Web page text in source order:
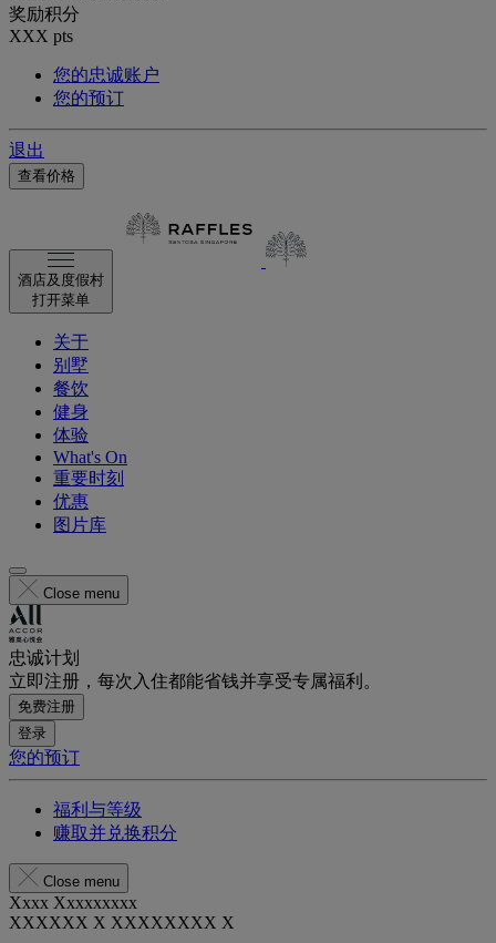
奖励积分
XXX pts
您的忠诚账户
您的预订
退出
查看价格
酒店及度假村
打开菜单
关于
别墅
餐饮
健身
体验
What's On
重要时刻
优惠
图片库
Close menu
忠诚计划
立即注册，每次入住都能省钱并享受专属福利。
免费注册
登录
您的预订
福利与等级
赚取并兑换积分
Close menu
Xxxx Xxxxxxxxx
XXXXXX X XXXXXXXX X